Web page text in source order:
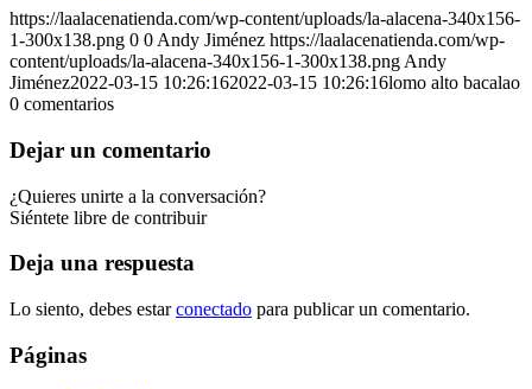
https://laalacenatienda.com/wp-content/uploads/la-alacena-340x156-
1-300x138.png 0 0 Andy Jiménez https://laalacenatienda.com/wp-
content/uploads/la-alacena-340x156-1-300x138.png Andy
Jiménez2022-03-15 10:26:162022-03-15 10:26:16lomo alto bacalao
0 comentarios
Dejar un comentario
¿Quieres unirte a la conversación?
Siéntete libre de contribuir
Deja una respuesta
Lo siento, debes estarconectado para publicar un comentario.
Páginas